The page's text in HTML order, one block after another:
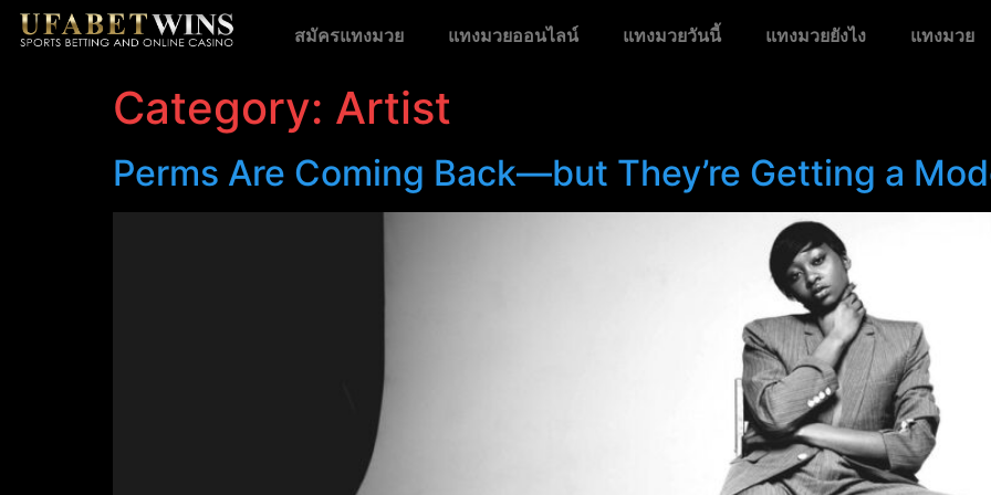
สมัครแทงมวย แทงมวยออนไลน์ แทงมวยวันนี้ แทงมวยยังไง แทงมวย
Category: Artist
Perms Are Coming Back—but They’re Getting a